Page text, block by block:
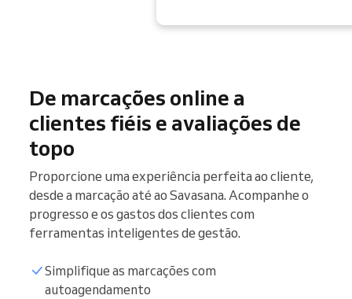
De marcações online a
clientes fiéis e avaliações de
topo
Proporcione uma experiência perfeita ao cliente,
desde a marcação até ao Savasana. Acompanhe o
progresso e os gastos dos clientes com
ferramentas inteligentes de gestão.
Simplifique as marcações com
autoagendamento